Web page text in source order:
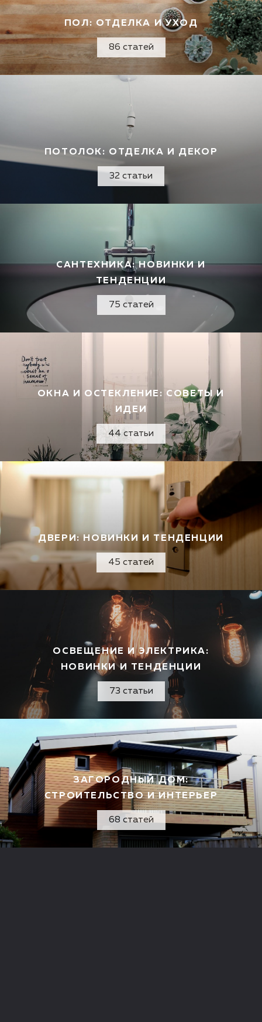
ПОЛ: ОТДЕЛКА И УХОД
86 статей
ПОТОЛОК: ОТДЕЛКА И ДЕКОР
32 статьи
САНТЕХНИКА: НОВИНКИ И
ТЕНДЕНЦИИ
75 статей
ОКНА И ОСТЕКЛЕНИЕ: СОВЕТЫ И
ИДЕИ
44 статьи
ДВЕРИ: НОВИНКИ И ТЕНДЕНЦИИ
45 статей
ОСВЕЩЕНИЕ И ЭЛЕКТРИКА:
НОВИНКИ И ТЕНДЕНЦИИ
73 статьи
ЗАГОРОДНЫЙ ДОМ:
СТРОИТЕЛЬСТВО И ИНТЕРЬЕР
68 статей